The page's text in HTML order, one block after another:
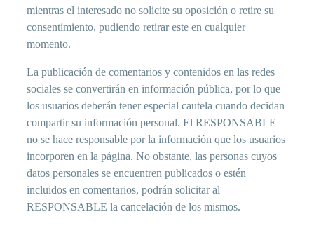
mientras el interesado no solicite su oposición o retire su
consentimiento, pudiendo retirar este en cualquier
momento.
La publicación de comentarios y contenidos en las redes
sociales se convertirán en información pública, por lo que
los usuarios deberán tener especial cautela cuando decidan
compartir su información personal. El RESPONSABLE
no se hace responsable por la información que los usuarios
incorporen en la página. No obstante, las personas cuyos
datos personales se encuentren publicados o estén
incluidos en comentarios, podrán solicitar al
RESPONSABLE la cancelación de los mismos.